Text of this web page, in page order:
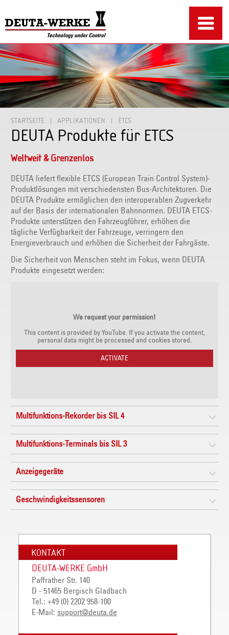
STARTSEITE APPLIKATIONEN ETCS
DEUTA Produkte für ETCS
Weltweit & Grenzenlos
DEUTA liefert flexible ETCS (European Train Control System)-
Produktlösungen mit verschiedensten Bus-Architekturen. Die
DEUTA Produkte ermöglichen den interoperablen Zugverkehr
auf der Basis der internationalen Bahnnormen. DEUTA ETCS-
Produkte unterstützen den Fahrzeugführer, erhöhen die
tägliche Verfügbarkeit der Fahrzeuge, verringern den
Energieverbrauch und erhöhen die Sicherheit der Fahrgäste.
Die Sicherheit von Menschen steht im Fokus, wenn DEUTA
Produkte eingesetzt werden:
We request your permission!
This content is provided by YouTube. If you activate the content,
personal data might be processed and cookies stored.
ACTIVATE
Multifunktions-Rekorder bis SIL 4
Multifunktions-Terminals bis SIL 3
Anzeigegeräte
Geschwindigkeitssensoren
KONTAKT
DEUTA-WERKE GmbH
Paffrather Str. 140
D - 51465 Bergisch Gladbach
Tel.: +49 (0) 2202 958-100
E-Mail: support@deuta.de